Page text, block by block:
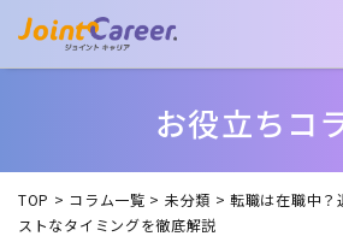
お役立ちコ
TOP > コラム一覧 > 未分類 >転職は在職中？
ストなタイミングを徹底解説